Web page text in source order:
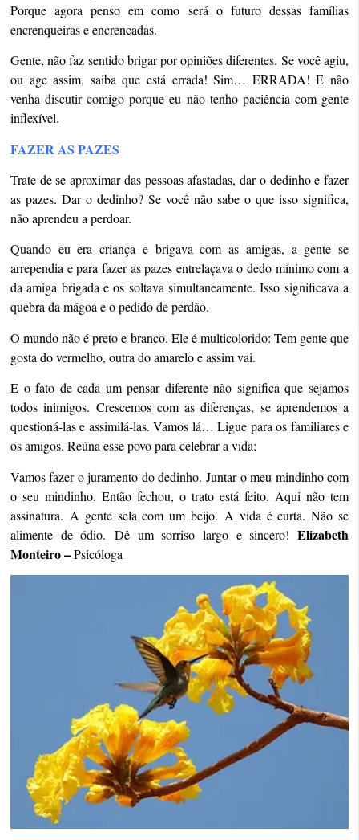
Porque agora penso em como será o futuro dessas famílias
encrenqueiras e encrencadas.
Gente, não faz sentido brigar por opiniões diferentes. Se você agiu,
ou age assim, saiba que está errada! Sim… ERRADA! E não
venha discutir comigo porque eu não tenho paciência com gente
inflexível.
FAZER AS PAZES
Trate de se aproximar das pessoas afastadas, dar o dedinho e fazer
as pazes. Dar o dedinho? Se você não sabe o que isso significa,
não aprendeu a perdoar.
Quando eu era criança e brigava com as amigas, a gente se
arrependia e para fazer as pazes entrelaçava o dedo mínimo com a
da amiga brigada e os soltava simultaneamente. Isso significava a
quebra da mágoa e o pedido de perdão.
O mundo não é preto e branco. Ele é multicolorido: Tem gente que
gosta do vermelho, outra do amarelo e assim vai.
E o fato de cada um pensar diferente não significa que sejamos
todos inimigos. Crescemos com as diferenças, se aprendemos a
questioná-las e assimilá-las. Vamos lá… Ligue para os familiares e
os amigos. Reúna esse povo para celebrar a vida:
Vamos fazer o juramento do dedinho.Juntar o meu mindinho com
o seu mindinho.Então fechou, o trato está feito. Aqui não tem
assinatura. A gente sela com um beijo. A vida é curta. Não se
alimente de ódio. Dê um sorriso largo e sincero! Elizabeth
Monteiro –Psicóloga